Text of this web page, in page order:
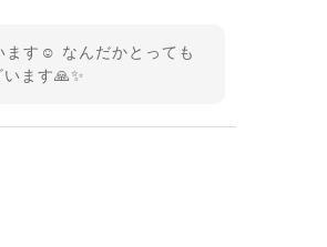
ます☺️ なんだかとっても
ます🙏✨